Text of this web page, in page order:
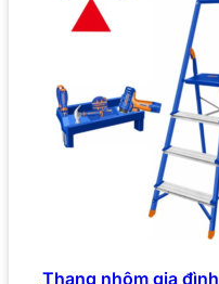
Thang nhôm gia